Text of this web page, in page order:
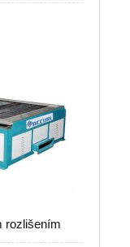
rozlišením